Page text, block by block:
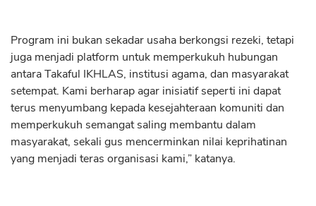
Program ini bukan sekadar usaha berkongsi rezeki, tetapi
juga menjadi platform untuk memperkukuh hubungan
antara Takaful IKHLAS, institusi agama, dan masyarakat
setempat. Kami berharap agar inisiatif seperti ini dapat
terus menyumbang kepada kesejahteraan komuniti dan
memperkukuh semangat saling membantu dalam
masyarakat, sekali gus mencerminkan nilai keprihatinan
yang menjadi teras organisasi kami,” katanya.